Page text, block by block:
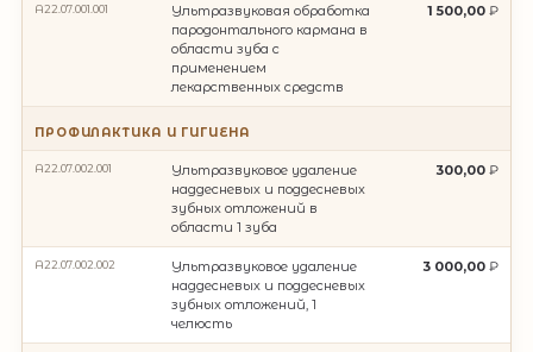
A22.07.001.001
Ультразвуковая обработка
пародонтального кармана в
области зуба с
применением
лекарственных средств
1 500,00
ПРОФИЛАКТИКА И ГИГИЕНА
A22.07.002.001
Ультразвуковое удаление
наддесневых и поддесневых
зубных отложений в
области 1 зуба
300,00
A22.07.002.002
Ультразвуковое удаление
наддесневых и поддесневых
зубных отложений, 1
челюсть
3 000,00